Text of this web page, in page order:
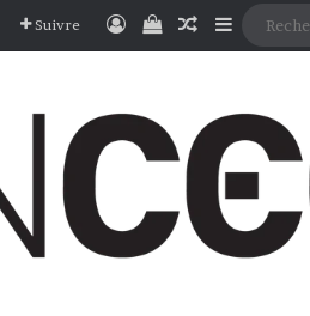
Suivre Connexion
Voir votre
ArticleSidebar